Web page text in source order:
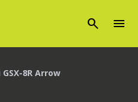
search menu
8R Arrow